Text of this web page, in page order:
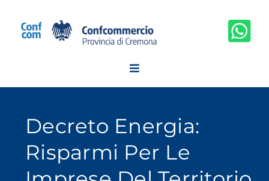
contenuto
Decreto Energia:
Risparmi Per Le